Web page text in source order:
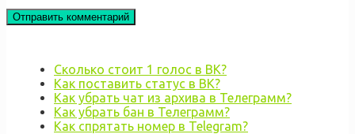
Сколько стоит 1 голос в ВК?
Как поставить статус в ВК?
Как убрать чат из архива в Телеграмм?
Как убрать бан в Телеграмм?
Как спрятать номер в Telegram?